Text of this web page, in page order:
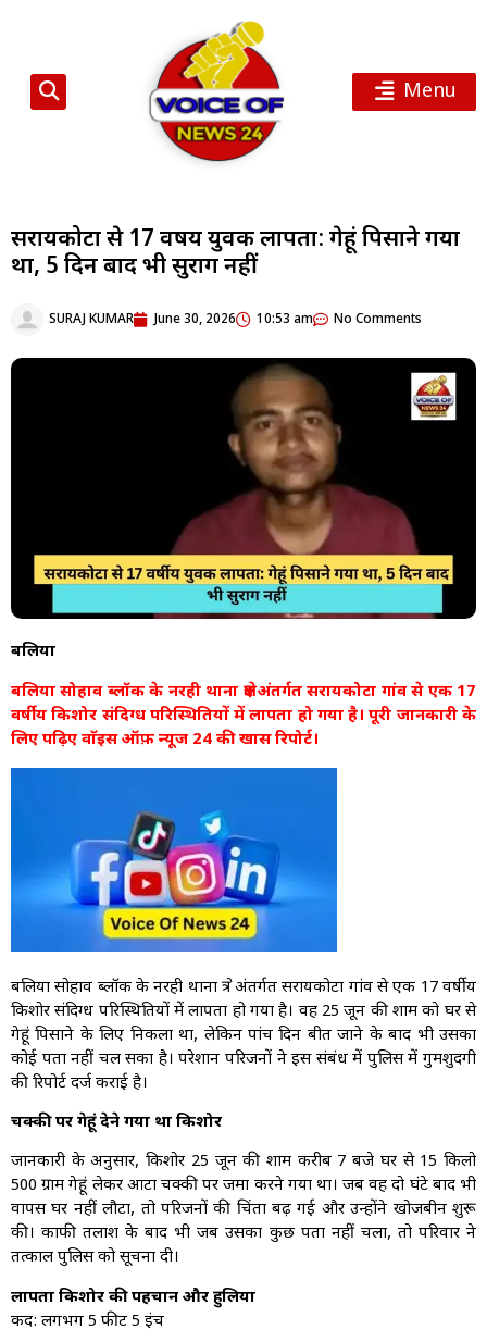
Menu
सरायकोटा से 17 वर्षीय युवक लापता: गेहूं पिसाने गया
था, 5 दिन बाद भी सुराग नहीं
SURAJ KUMAR June 30, 2026 10:53 am No Comments
बलिया
बलिया सोहाव ब्लॉक के नरही थाना क्षेत्र अंतर्गत सरायकोटा गांव से एक 17
वर्षीय किशोर संदिग्ध परिस्थितियों में लापता हो गया है। पूरी जानकारी के
लिए पढ़िए वाॅइस ऑफ़ न्यूज 24 की खास रिपोर्ट।
बलिया सोहाव ब्लॉक के नरही थाना क्षेत्र अंतर्गत सरायकोटा गांव से एक 17 वर्षीय
किशोर संदिग्ध परिस्थितियों में लापता हो गया है। वह 25 जून की शाम को घर से
गेहूं पिसाने के लिए निकला था, लेकिन पांच दिन बीत जाने के बाद भी उसका
कोई पता नहीं चल सका है। परेशान परिजनों ने इस संबंध में पुलिस में गुमशुदगी
की रिपोर्ट दर्ज कराई है।
चक्की पर गेहूं देने गया था किशोर
जानकारी के अनुसार, किशोर 25 जून की शाम करीब 7 बजे घर से 15 किलो
500 ग्राम गेहूं लेकर आटा चक्की पर जमा करने गया था। जब वह दो घंटे बाद भी
वापस घर नहीं लौटा, तो परिजनों की चिंता बढ़ गई और उन्होंने खोजबीन शुरू
की। काफी तलाश के बाद भी जब उसका कुछ पता नहीं चला, तो परिवार ने
तत्काल पुलिस को सूचना दी।
लापता किशोर की पहचान और हुलिया
कद: लगभग 5 फीट 5 इंच